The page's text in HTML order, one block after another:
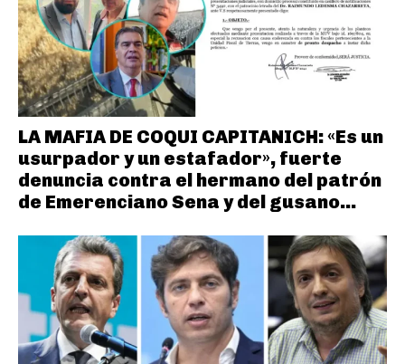
LA MAFIA DE COQUI CAPITANICH: «Es un
usurpador y un estafador», fuerte
denuncia contra el hermano del patrón
de Emerenciano Sena y del gusano...